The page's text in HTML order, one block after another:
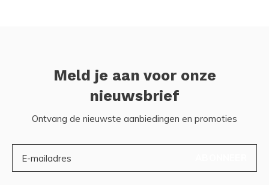
Meld je aan voor onze
nieuwsbrief
Ontvang de nieuwste aanbiedingen en promoties